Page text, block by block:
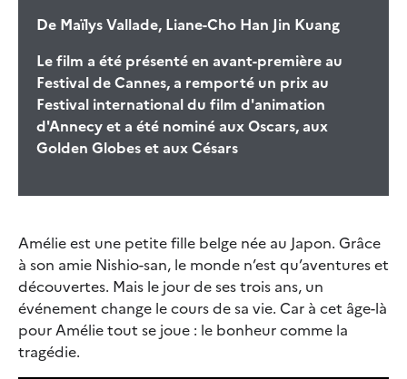
De Maïlys Vallade, Liane-Cho Han Jin Kuang
Le film a été présenté en avant-première au
Festival de Cannes, a remporté un prix au
Festival international du film d'animation
d'Annecy et a été nominé aux Oscars, aux
Golden Globes et aux Césars
Amélie est une petite fille belge née au Japon. Grâce
à son amie Nishio-san, le monde n’est qu’aventures et
découvertes. Mais le jour de ses trois ans, un
événement change le cours de sa vie. Car à cet âge-là
pour Amélie tout se joue : le bonheur comme la
tragédie.